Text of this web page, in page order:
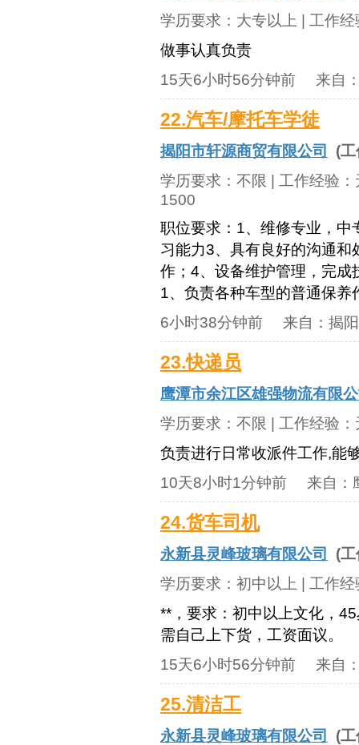
学历要求： 大专以上 | 工作
做事认真负责
15天6小时56分钟前 来自
22.汽车/摩托车学徒
揭阳市轩源商贸有限公司
(
学历要求： 不限 | 工作经验：
1500
职位要求：1、维修专业，
习能力3、具有良好的沟通
作；4、设备维护管理，完成
1、负责各种车型的普通保
6小时38分钟前 来自： 揭
23.快递员
鹰潭市余江区雄强物流有限
学历要求： 不限 | 工作经验：
负责进行日常收派件工作,能
10天8小时1分钟前 来自：
24.货车司机
永新县灵峰玻璃有限公司
(
学历要求： 初中以上 | 工作
**，要求：初中以上文化，
需自己上下货，工资面议。
15天6小时56分钟前 来自
25.清洁工
永新县灵峰玻璃有限公司
(